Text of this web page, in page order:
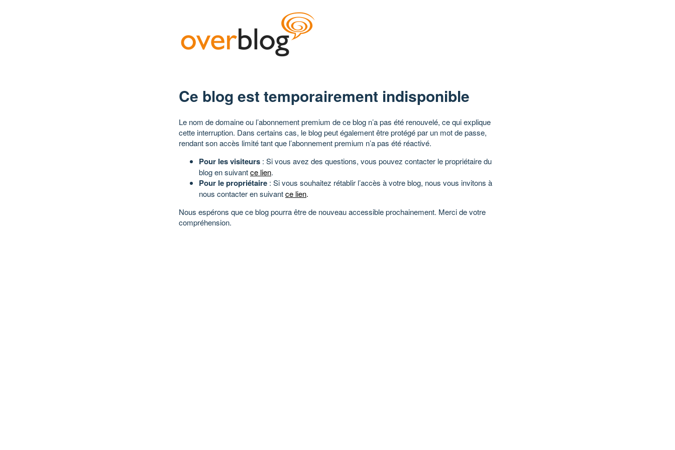
Ce blog est temporairement indisponible
Le nom de domaine ou l’abonnement premium de ce blog n’a pas été renouvelé, ce qui explique
cette interruption. Dans certains cas, le blog peut également être protégé par un mot de passe,
rendant son accès limité tant que l’abonnement premium n’a pas été réactivé.
Pour les visiteurs : Si vous avez des questions, vous pouvez contacter le propriétaire du
blog en suivantce lien.
Pour le propriétaire : Si vous souhaitez rétablir l’accès à votre blog, nous vous invitons à
nous contacter en suivantce lien.
Nous espérons que ce blog pourra être de nouveau accessible prochainement. Merci de votre
compréhension.